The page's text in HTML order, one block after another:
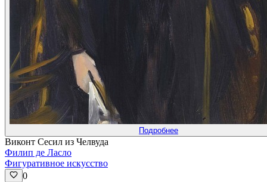
Подробнее
Виконт Сесил из Челвуда
Филип де Ласло
Фигуративное искусство
0